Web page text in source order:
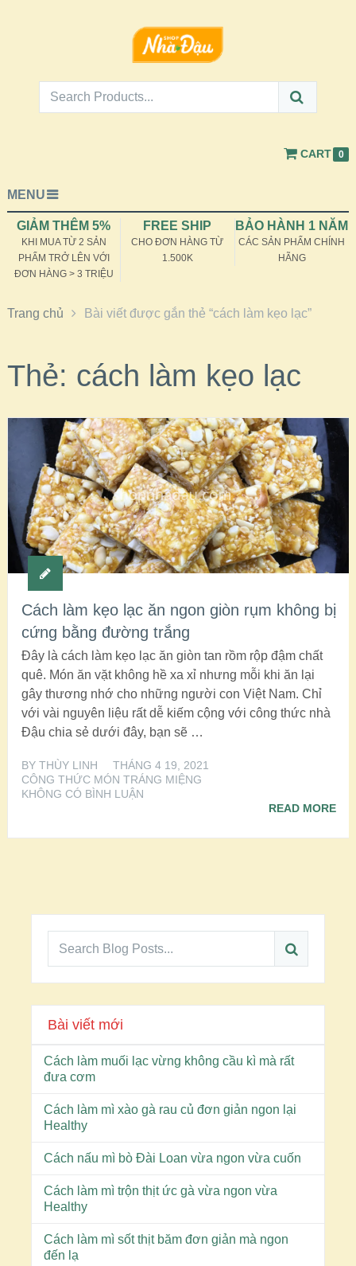
CART 0
MENU
GIẢM THÊM 5%
KHI MUA TỪ 2 SẢN
PHẨM TRỞ LÊN VỚI
ĐƠN HÀNG > 3 TRIỆU
FREE SHIP
CHO ĐƠN HÀNG TỪ
1.500K
BẢO HÀNH 1 NĂM
CÁC SẢN PHẨM CHÍNH
HÃNG
Trang chủ Bài viết được gắn thẻ “cách làm kẹo lạc”
Thẻ: cách làm kẹo lạc
Cách làm kẹo lạc ăn ngon giòn rụm không bị
cứng bằng đường trắng
Đây là cách làm kẹo lạc ăn giòn tan rồm rộp đậm chất
quê. Món ăn vặt không hề xa xỉ nhưng mỗi khi ăn lại
gây thương nhớ cho những người con Việt Nam. Chỉ
với vài nguyên liệu rất dễ kiếm cộng với công thức nhà
Đậu chia sẻ dưới đây, bạn sẽ …
BY THÙY LINH
THÁNG 4 19, 2021
CÔNG THỨC MÓN TRÁNG MIỆNG
KHÔNG CÓ BÌNH LUẬN
READ MORE
Bài viết mới
Cách làm muối lạc vừng không cầu kì mà rất
đưa cơm
Cách làm mì xào gà rau củ đơn giản ngon lại
Healthy
Cách nấu mì bò Đài Loan vừa ngon vừa cuốn
Cách làm mì trộn thịt ức gà vừa ngon vừa
Healthy
Cách làm mì sốt thịt băm đơn giản mà ngon
đến lạ